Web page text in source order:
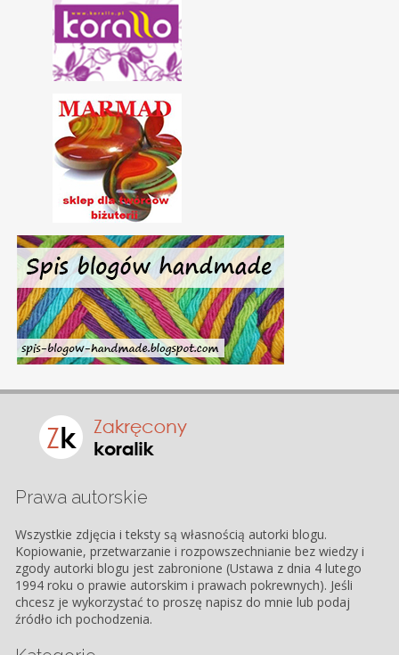
Prawa autorskie
Wszystkie zdjęcia i teksty są własnością autorki blogu.
Kopiowanie, przetwarzanie i rozpowszechnianie bez wiedzy i
zgody autorki blogu jest zabronione (Ustawa z dnia 4 lutego
1994 roku o prawie autorskim i prawach pokrewnych). Jeśli
chcesz je wykorzystać to proszę napisz do mnie lub podaj
źródło ich pochodzenia.